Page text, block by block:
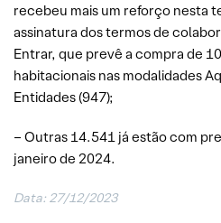
recebeu mais um reforço nesta
assinatura dos termos de
Entrar, que prevê a compra de
habitacionais nas modalidades
Entidades (947);
– Outras 14.541 já estão com
janeiro de 2024.
Data: 27/12/2023